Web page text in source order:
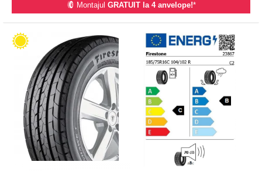
Montajul GRATUIT la 4 anvelope!*